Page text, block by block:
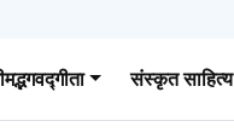
संस्कृत साहित्य